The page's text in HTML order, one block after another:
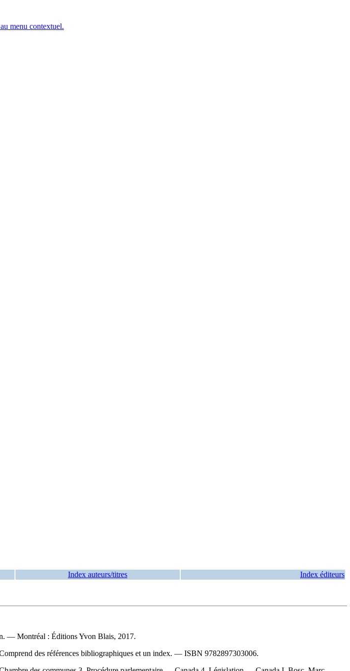
menu contextuel.
Index auteurs/titres Index éditeurs
— Montréal : Éditions Yvon Blais, 2017.
des références bibliographiques et un index. — ISBN 9782897303006.